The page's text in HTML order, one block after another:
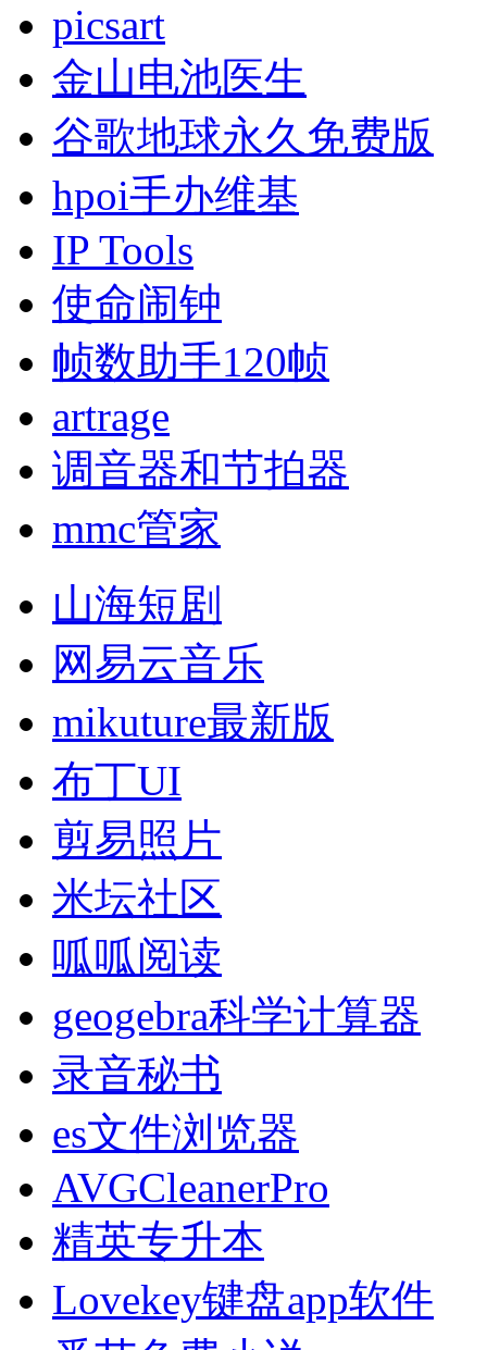
picsart
金山电池医生
谷歌地球永久免费版
hpoi手办维基
IP Tools
使命闹钟
帧数助手120帧
artrage
调音器和节拍器
mmc管家
山海短剧
网易云音乐
mikuture最新版
布丁UI
剪易照片
米坛社区
呱呱阅读
geogebra科学计算器
录音秘书
es文件浏览器
AVGCleanerPro
精英专升本
Lovekey键盘app软件